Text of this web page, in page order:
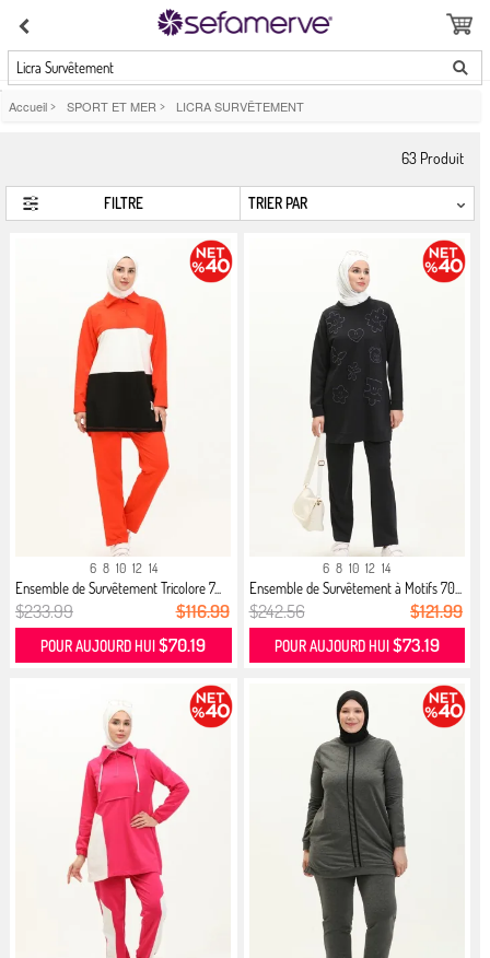
Licra Survêtement
Accueil > SPORT ET MER > LICRA SURVÊTEMENT
63 Produit
FILTRE
6 8 10 12 14
Ensemble de Survêtement Tricolore 7...
$233.99 $116.99
POUR AUJOURD HUI$70.19
6 8 10 12 14
Ensemble de Survêtement à Motifs 70...
$242.56 $121.99
POUR AUJOURD HUI $73.19